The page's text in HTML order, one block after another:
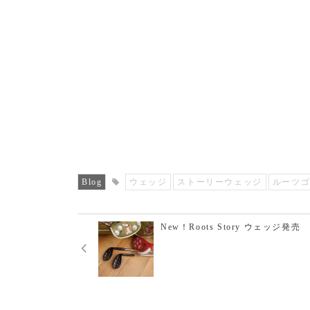
Blog ウェッジ ストーリーウェッジ ルーツ
New！Roots Story ウェッジ発売